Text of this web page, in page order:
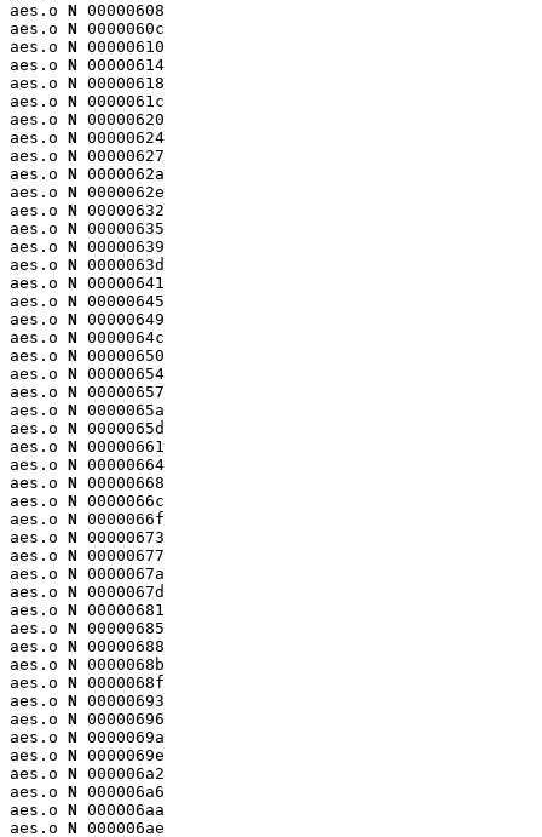
aes.o N 00000608
aes.o N 0000060c
aes.o N 00000610
aes.o N 00000614
aes.o N 00000618
aes.o N 0000061c
aes.o N 00000620
aes.o N 00000624
aes.o N 00000627
aes.o N 0000062a
aes.o N 0000062e
aes.o N 00000632
aes.o N 00000635
aes.o N 00000639
aes.o N 0000063d
aes.o N 00000641
aes.o N 00000645
aes.o N 00000649
aes.o N 0000064c
aes.o N 00000650
aes.o N 00000654
aes.o N 00000657
aes.o N 0000065a
aes.o N 0000065d
aes.o N 00000661
aes.o N 00000664
aes.o N 00000668
aes.o N 0000066c
aes.o N 0000066f
aes.o N 00000673
aes.o N 00000677
aes.o N 0000067a
aes.o N 0000067d
aes.o N 00000681
aes.o N 00000685
aes.o N 00000688
aes.o N 0000068b
aes.o N 0000068f
aes.o N 00000693
aes.o N 00000696
aes.o N 0000069a
aes.o N 0000069e
aes.o N 000006a2
aes.o N 000006a6
aes.o N 000006aa
aes.o N 000006ae